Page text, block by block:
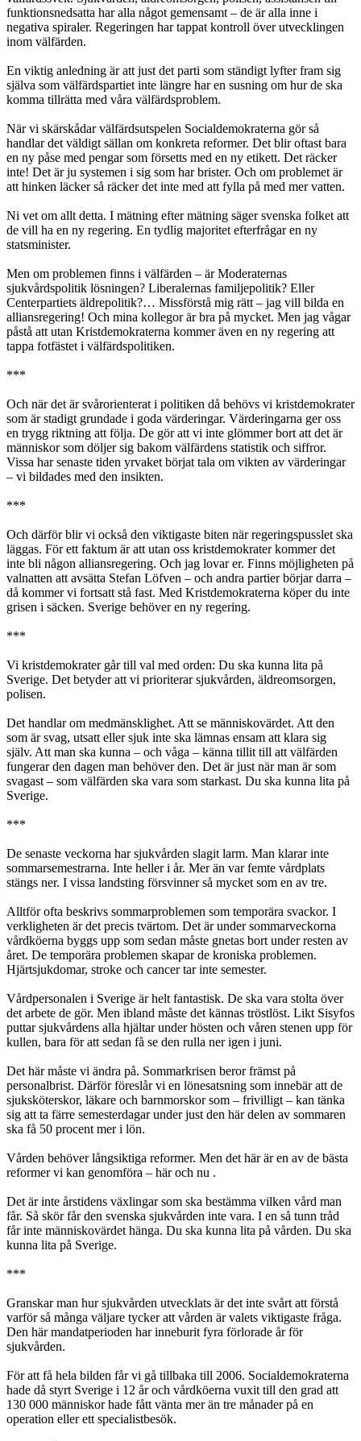
funktionsnedsatta har alla något gemensamt – de är alla inne i
negativa spiraler. Regeringen har tappat kontroll över utvecklingen
inom välfärden.
En viktig anledning är att just det parti som ständigt lyfter fram sig
själva som välfärdspartiet inte längre har en susning om hur de ska
komma tillrätta med våra välfärdsproblem.
När vi skärskådar välfärdsutspelen Socialdemokraterna gör så
handlar det väldigt sällan om konkreta reformer. Det blir oftast bara
en ny påse med pengar som försetts med en ny etikett. Det räcker
inte! Det är ju systemen i sig som har brister. Och om problemet är
att hinken läcker så räcker det inte med att fylla på med mer vatten.
Ni vet om allt detta. I mätning efter mätning säger svenska folket att
de vill ha en ny regering. En tydlig majoritet efterfrågar en ny
statsminister.
Men om problemen finns i välfärden – är Moderaternas
sjukvårdspolitik lösningen? Liberalernas familjepolitik? Eller
Centerpartiets äldrepolitik?… Missförstå mig rätt – jag vill bilda en
alliansregering! Och mina kollegor är bra på mycket. Men jag vågar
påstå att utan Kristdemokraterna kommer även en ny regering att
tappa fotfästet i välfärdspolitiken.
***
Och när det är svårorienterat i politiken då behövs vi kristdemokrater
som är stadigt grundade i goda värderingar. Värderingarna ger oss
en trygg riktning att följa. De gör att vi inte glömmer bort att det är
människor som döljer sig bakom välfärdens statistik och siffror.
Vissa har senaste tiden yrvaket börjat tala om vikten av värderingar
– vi bildades med den insikten.
***
Och därför blir vi också den viktigaste biten när regeringspusslet ska
läggas. För ett faktum är att utan oss kristdemokrater kommer det
inte bli någon alliansregering. Och jag lovar er. Finns möjligheten på
valnatten att avsätta Stefan Löfven – och andra partier börjar darra –
då kommer vi fortsatt stå fast. Med Kristdemokraterna köper du inte
grisen i säcken. Sverige behöver en ny regering.
***
Vi kristdemokrater går till val med orden: Du ska kunna lita på
Sverige. Det betyder att vi prioriterar sjukvården, äldreomsorgen,
polisen.
Det handlar om medmänsklighet. Att se människovärdet. Att den
som är svag, utsatt eller sjuk inte ska lämnas ensam att klara sig
själv. Att man ska kunna – och våga – känna tillit till att välfärden
fungerar den dagen man behöver den. Det är just när man är som
svagast – som välfärden ska vara som starkast. Du ska kunna lita på
Sverige.
***
De senaste veckorna har sjukvården slagit larm. Man klarar inte
sommarsemestrarna. Inte heller i år. Mer än var femte vårdplats
stängs ner. I vissa landsting försvinner så mycket som en av tre.
Alltför ofta beskrivs sommarproblemen som temporära svackor. I
verkligheten är det precis tvärtom. Det är under sommarveckorna
vårdköerna byggs upp som sedan måste gnetas bort under resten av
året. De temporära problemen skapar de kroniska problemen.
Hjärtsjukdomar, stroke och cancer tar inte semester.
Vårdpersonalen i Sverige är helt fantastisk. De ska vara stolta över
det arbete de gör. Men ibland måste det kännas tröstlöst. Likt Sisyfos
puttar sjukvårdens alla hjältar under hösten och våren stenen upp för
kullen, bara för att sedan få se den rulla ner igen i juni.
Det här måste vi ändra på. Sommarkrisen beror främst på
personalbrist. Därför föreslår vi en lönesatsning som innebär att de
sjuksköterskor, läkare och barnmorskor som – frivilligt – kan tänka
sig att ta färre semesterdagar under just den här delen av sommaren
ska få 50 procent mer i lön.
Vården behöver långsiktiga reformer. Men det här är en av de bästa
reformer vi kan genomföra – här och nu .
Det är inte årstidens växlingar som ska bestämma vilken vård man
får. Så skör får den svenska sjukvården inte vara. I en så tunn tråd
får inte människovärdet hänga. Du ska kunna lita på vården. Du ska
kunna lita på Sverige.
***
Granskar man hur sjukvården utvecklats är det inte svårt att förstå
varför så många väljare tycker att vården är valets viktigaste fråga.
Den här mandatperioden har inneburit fyra förlorade år för
sjukvården.
För att få hela bilden får vi gå tillbaka till 2006. Socialdemokraterna
hade då styrt Sverige i 12 år och vårdköerna vuxit till den grad att
130 000 människor hade fått vänta mer än tre månader på en
operation eller ett specialistbesök.